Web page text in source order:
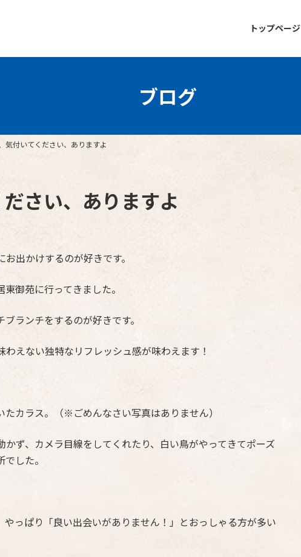
トップページ
ブログ
気付いてください、ありますよ
さい、ありますよ
出かけするのが好きです。
御苑に行ってきました。
ランチをするのが好きです。
えない独特なリフレッシュ感が味わえます！
カラス。（※ごめんなさい写真はありません）
ず、カメラ目線をしてくれたり、白い鳥がやってきてポーズ
した。
っぱり「良い出会いがありません！」とおっしゃる方が多い